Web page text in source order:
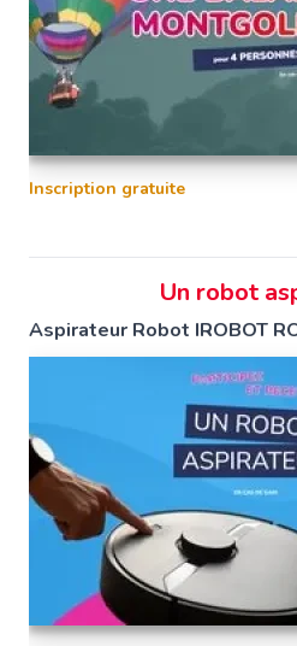
Inscription gratuite
Un robot
Aspirateur Robot IROBOT